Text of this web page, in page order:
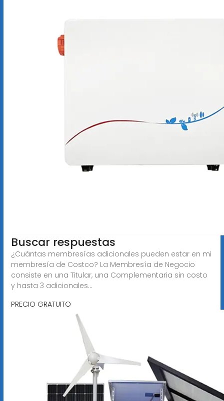
Buscar respuestas
¿Cuántas membresías adicionales pueden estar en mi
membresía de Costco? La Membresía de Negocio
consiste en una Titular, una Complementaria sin costo
y hasta 3 adicionales...
PRECIO GRATUITO